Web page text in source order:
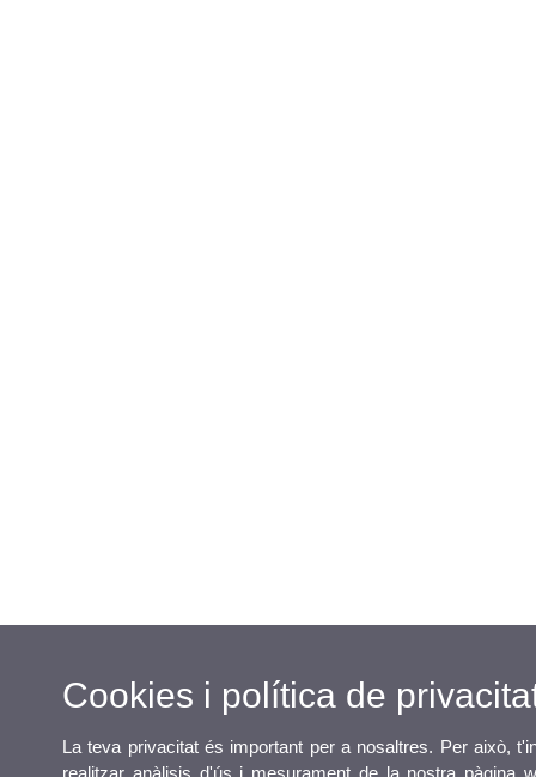
Cookies i política de
La teva privacitat és important per a nosaltres. Per això,
realitzar anàlisis d'ús i mesurament de la nostra pàgina